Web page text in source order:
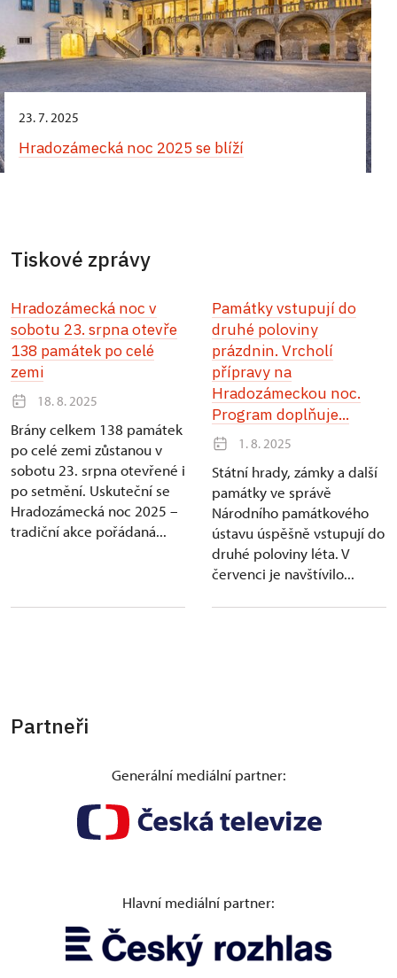
23. 7. 2025
Hradozámecká noc 2025 se blíží
Tiskové zprávy
Hradozámecká noc v
sobotu 23. srpna otevře
138 památek po celé
zemi
18. 8. 2025
Brány celkem 138 památek
po celé zemi zůstanou v
sobotu 23. srpna otevřené i
po setmění. Uskuteční se
Hradozámecká noc 2025 –
tradiční akce pořádaná...
Památky vstupují do
druhé poloviny
prázdnin. Vrcholí
přípravy na
Hradozámeckou noc.
Program doplňuje...
1. 8. 2025
Státní hrady, zámky a další
památky ve správě
Národního památkového
ústavu úspěšně vstupují do
druhé poloviny léta. V
červenci je navštívilo...
Partneři
Generální mediální partner:
Hlavní mediální partner: